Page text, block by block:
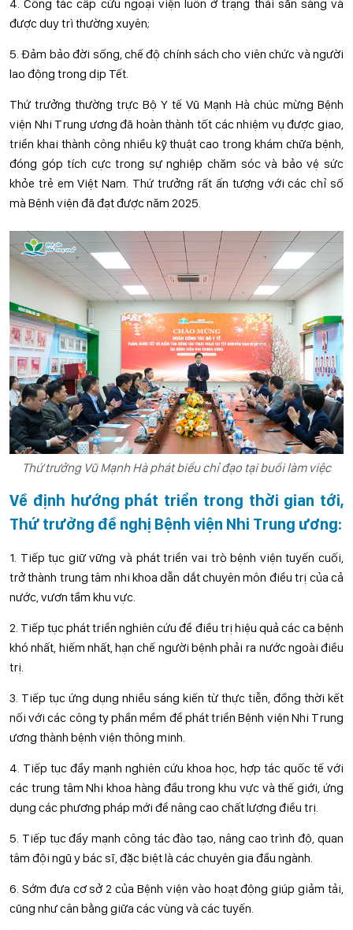
4. Công tác cấp cứu ngoại viện luôn ở trạng thái sẵn sàng và
được duy trì thường xuyên;
5. Đảm bảo đời sống, chế độ chính sách cho viên chức và người
lao động trong dịp Tết.
Thứ trưởng thường trực Bộ Y tế Vũ Mạnh Hà chúc mừng Bệnh
viện Nhi Trung ương đã hoàn thành tốt các nhiệm vụ được giao,
triển khai thành công nhiều kỹ thuật cao trong khám chữa bệnh,
đóng góp tích cực trong sự nghiệp chăm sóc và bảo vệ sức
khỏe trẻ em Việt Nam. Thứ trưởng rất ấn tượng với các chỉ số
mà Bệnh viện đã đạt được năm 2025.
Thứ trưởng Vũ Mạnh Hà phát biểu chỉ đạo tại buổi làm việc
Về định hướng phát triển trong thời gian tới,
Thứ trưởng đề nghị Bệnh viện Nhi Trung ương:
1. Tiếp tục giữ vững và phát triển vai trò bệnh viện tuyến cuối,
trở thành trung tâm nhi khoa dẫn dắt chuyên môn điều trị của cả
nước, vươn tầm khu vực.
2. Tiếp tục phát triển nghiên cứu để điều trị hiệu quả các ca bệnh
khó nhất, hiếm nhất, hạn chế người bệnh phải ra nước ngoài điều
trị.
3. Tiếp tục ứng dụng nhiều sáng kiến từ thực tiễn, đồng thời kết
nối với các công ty phần mềm để phát triển Bệnh viện Nhi Trung
ương thành bệnh viện thông minh.
4. Tiếp tục đẩy mạnh nghiên cứu khoa học, hợp tác quốc tế với
các trung tâm Nhi khoa hàng đầu trong khu vực và thế giới, ứng
dụng các phương pháp mới để nâng cao chất lượng điều trị.
5. Tiếp tục đẩy mạnh công tác đào tạo, nâng cao trình độ, quan
tâm đội ngũ y bác sĩ, đặc biệt là các chuyên gia đầu ngành.
6. Sớm đưa cơ sở 2 của Bệnh viện vào hoạt động giúp giảm tải,
cũng như cân bằng giữa các vùng và các tuyến.